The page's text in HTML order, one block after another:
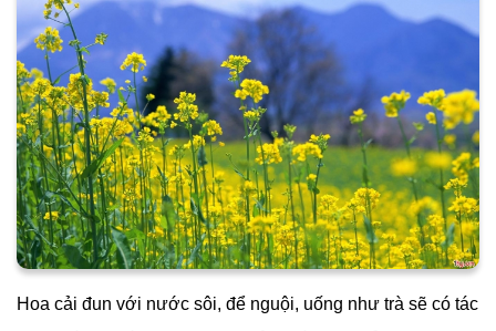
Hoa cải đun với nước sôi, để nguội, uống như trà sẽ có tác